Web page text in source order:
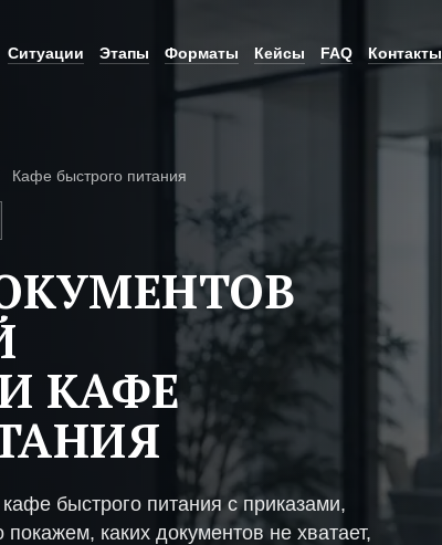
Ситуации Этапы Форматы Кейсы FAQ Контакты
Кафе быстрого питания
КАФЕ
быстрого питания с приказами,
каких документов не хватает,